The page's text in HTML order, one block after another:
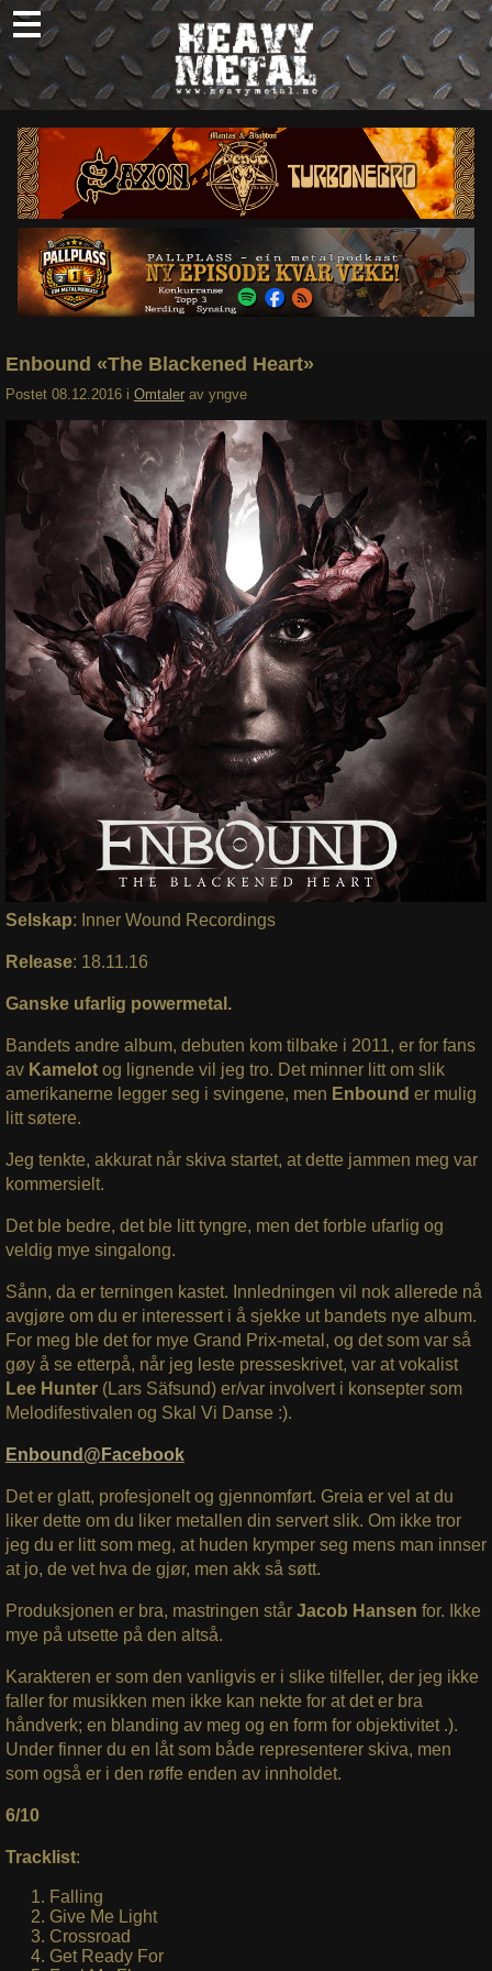
Skip
to
content
Nyheter
Omtaler
Intervjuer
Om oss
Abonner
Søk
Enbound «The Blackened Heart»
Postet 08.12.2016 i Omtaler av yngve
Selskap: Inner Wound Recordings
Release: 18.11.16
Ganske ufarlig powermetal.
Bandets andre album, debuten kom tilbake i 2011, er for fans
av Kamelot og lignende vil jeg tro. Det minner litt om slik
amerikanerne legger seg i svingene, men Enbound er mulig
litt søtere.
Jeg tenkte, akkurat når skiva startet, at dette jammen meg var
kommersielt.
Det ble bedre, det ble litt tyngre, men det forble ufarlig og
veldig mye singalong.
Sånn, da er terningen kastet. Innledningen vil nok allerede nå
avgjøre om du er interessert i å sjekke ut bandets nye album.
For meg ble det for mye Grand Prix-metal, og det som var så
gøy å se etterpå, når jeg leste presseskrivet, var at vokalist
Lee Hunter(Lars Säfsund) er/var involvert i konsepter som
Melodifestivalen og Skal Vi Danse :).
Enbound@Facebook
Det er glatt, profesjonelt og gjennomført. Greia er vel at du
liker dette om du liker metallen din servert slik. Om ikke tror
jeg du er litt som meg, at huden krymper seg mens man innser
at jo, de vet hva de gjør, men akk så søtt.
Produksjonen er bra, mastringen står Jacob Hansen for. Ikke
mye på utsette på den altså.
Karakteren er som den vanligvis er i slike tilfeller, der jeg ikke
faller for musikken men ikke kan nekte for at det er bra
håndverk; en blanding av meg og en form for objektivitet .).
Under finner du en låt som både representerer skiva, men
som også er i den røffe enden av innholdet.
6/10
Tracklist:
Falling
Give Me Light
Crossroad
Get Ready For